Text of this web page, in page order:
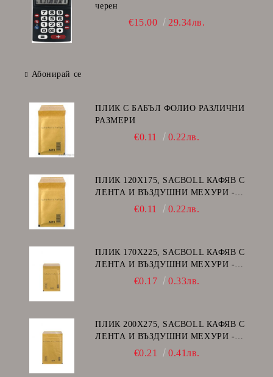
черен
€15.00 29.34лв.
Абонирай се
ПЛИК С БАБЪЛ ФОЛИО РАЗЛИЧНИ
РАЗМЕРИ
€0.11 0.22лв.
ПЛИК 120Х175, SACBOLL КАФЯВ С
ЛЕНТА И ВЪЗДУШНИ МЕХУРИ -
€0.11 0.22лв.
ПЛИК 170Х225, SACBOLL КАФЯВ С
ЛЕНТА И ВЪЗДУШНИ МЕХУРИ -
€0.17 0.33лв.
ПЛИК 200Х275, SACBOLL КАФЯВ С
ЛЕНТА И ВЪЗДУШНИ МЕХУРИ -
€0.21 0.41лв.